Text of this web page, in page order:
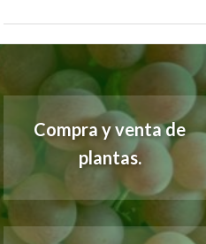
Compra y venta de
plantas.